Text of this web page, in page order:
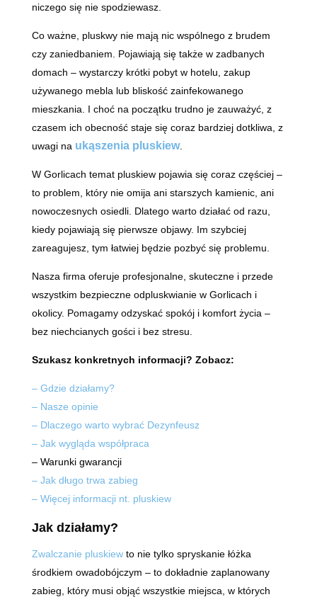
niczego się nie spodziewasz.
Co ważne, pluskwy nie mają nic wspólnego z brudem
czy zaniedbaniem. Pojawiają się także w zadbanych
domach – wystarczy krótki pobyt w hotelu, zakup
używanego mebla lub bliskość zainfekowanego
mieszkania. I choć na początku trudno je zauważyć, z
czasem ich obecność staje się coraz bardziej dotkliwa, z
uwagi na ukąszenia pluskiew.
W Gorlicach temat pluskiew pojawia się coraz częściej –
to problem, który nie omija ani starszych kamienic, ani
nowoczesnych osiedli. Dlatego warto działać od razu,
kiedy pojawiają się pierwsze objawy. Im szybciej
zareagujesz, tym łatwiej będzie pozbyć się problemu.
Nasza firma oferuje profesjonalne, skuteczne i przede
wszystkim bezpieczne odpluskwianie w Gorlicach i
okolicy. Pomagamy odzyskać spokój i komfort życia –
bez niechcianych gości i bez stresu.
Szukasz konkretnych informacji? Zobacz:
– Gdzie działamy?
– Nasze opinie
– Dlaczego warto wybrać Dezynfeusz
– Jak wygląda współpraca
– Warunki gwarancji
– Jak długo trwa zabieg
– Więcej informacji nt. pluskiew
Jak działamy?
Zwalczanie pluskiewto nie tylko spryskanie łóżka
środkiem owadobójczym – to dokładnie zaplanowany
zabieg, który musi objąć wszystkie miejsca, w których